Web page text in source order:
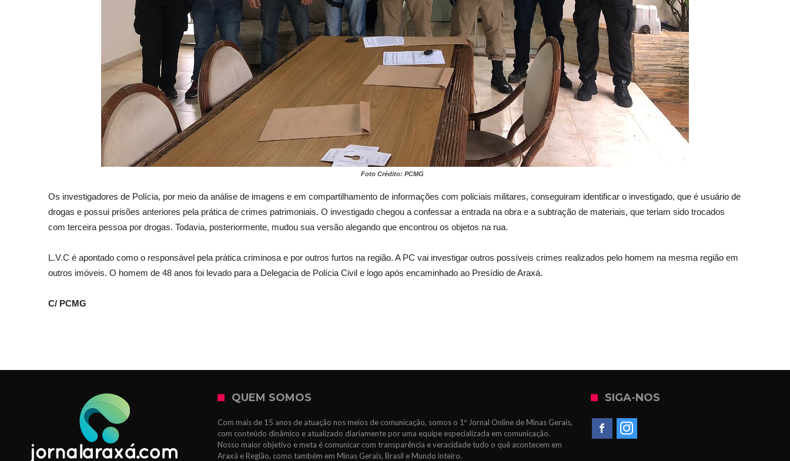
Foto Crédito: PCMG
Os investigadores de Polícia, por meio da análise de imagens e em compartilhamento de informações com policiais militares, conseguiram identificar o investigado, que é usuário de
drogas e possui prisões anteriores pela prática de crimes patrimoniais. O investigado chegou a confessar a entrada na obra e a subtração de materiais, que teriam sido trocados
com terceira pessoa por drogas. Todavia, posteriormente, mudou sua versão alegando que encontrou os objetos na rua.
L.V.C é apontado como o responsável pela prática criminosa e por outros furtos na região. A PC vai investigar outros possíveis crimes realizados pelo homem na mesma região em
outros imóveis. O homem de 48 anos foi levado para a Delegacia de Polícia Civil e logo após encaminhado ao Presídio de Araxá.
C/ PCMG
QUEM SOMOS
Com mais de 15 anos de atuação nos meios de comunicação, somos o 1º Jornal Online de Minas Gerais,
com conteúdo dinâmico e atualizado diariamente por uma equipe especializada em comunicação.
Nosso maior objetivo e meta é comunicar com transparência e veracidade tudo o quê acontecem em
Araxá e Região, como também em Minas Gerais, Brasil e Mundo inteiro.
SIGA-NOS